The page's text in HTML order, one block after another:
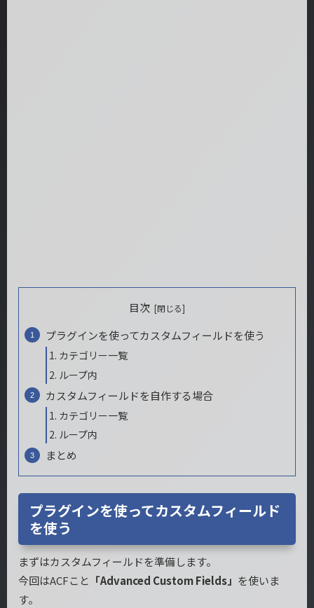
目次
プラグインを使ってカスタムフィールドを使う
カテゴリー一覧
ループ内
カスタムフィールドを自作する場合
カテゴリー一覧
ループ内
まとめ
プラグインを使ってカスタムフィールド
を使う
まずはカスタムフィールドを準備します。
今回はACFこと 「Advanced Custom Fields」 を使いま
す。